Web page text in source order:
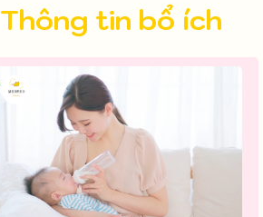
Thông tin bổ ích